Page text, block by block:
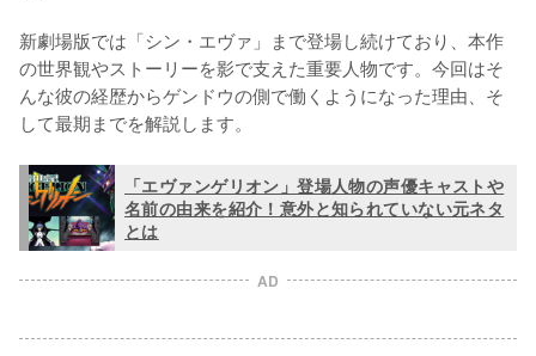
新劇場版では「シン・エヴァ」まで登場し続けており、本作
の世界観やストーリーを影で支えた重要人物です。今回はそ
んな彼の経歴からゲンドウの側で働くようになった理由、そ
して最期までを解説します。
「エヴァンゲリオン」登場人物の声優キャストや
名前の由来を紹介！意外と知られていない元ネタ
とは
AD